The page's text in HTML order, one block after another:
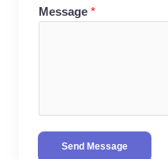
Message *
Send Message